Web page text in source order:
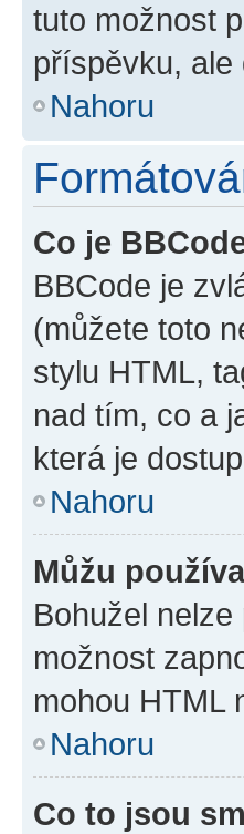
tuto možnost
příspěvku, ale
Nahoru
Co je
BBCode je
(můžete toto
stylu HTML,
nad tím, co a
která je
Nahoru
Můžu
Bohužel
možnost
mohou HTML
Nahoru
Co to jsou